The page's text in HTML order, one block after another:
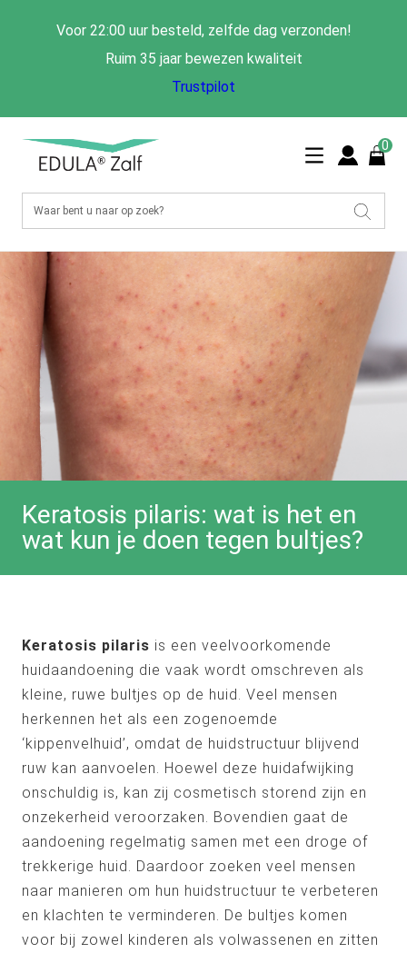
Voor 22:00 uur besteld, zelfde dag verzonden!
Ruim 35 jaar bewezen kwaliteit
Trustpilot
0
Keratosis pilaris: wat is het en
wat kun je doen tegen bultjes?
Keratosis pilaris is een veelvoorkomende
huidaandoening die vaak wordt omschreven als
kleine, ruwe bultjes op de huid. Veel mensen
herkennen het als een zogenoemde
‘kippenvelhuid’, omdat de huidstructuur blijvend
ruw kan aanvoelen. Hoewel deze huidafwijking
onschuldig is, kan zij cosmetisch storend zijn en
onzekerheid veroorzaken. Bovendien gaat de
aandoening regelmatig samen met een droge of
trekkerige huid. Daardoor zoeken veel mensen
naar manieren om hun huidstructuur te verbeteren
en klachten te verminderen. De bultjes komen
voor bij zowel kinderen als volwassenen en zitten